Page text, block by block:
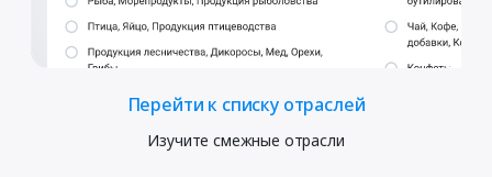
Перейти к списку отраслей
Изучите смежные отрасли